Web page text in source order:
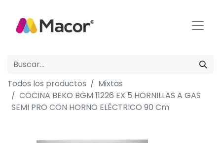
Todos los productos
Mixtas
COCINA BEKO BGM 11226 EX 5 HORNILLAS A GAS
SEMI PRO CON HORNO ELÉCTRICO 90 Cm